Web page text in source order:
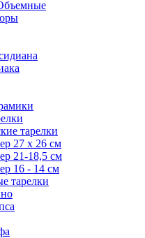
тарелки
27 х 26 см
21-18,5 см
16 - 14 см
тарелки